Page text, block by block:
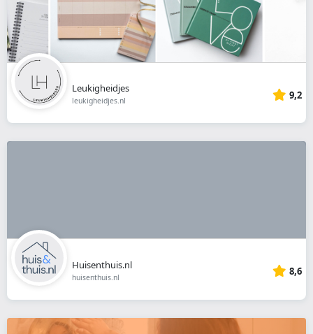
Leukigheidjes
leukigheidjes.nl 9,2
Huisenthuis.nl
huisenthuis.nl 8,6